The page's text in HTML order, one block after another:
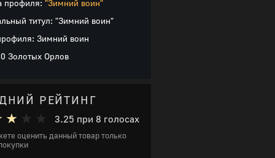
коды
профиля:"Зимний воин"
титул: "Зимний воин"
Зимний воин
Золотых Орлов
РЕЙТИНГ
3.25 при 8 голосах
оценить данный товар только
внутриигрового предмета у ООО
5, лит. С, пом. 3-Н.